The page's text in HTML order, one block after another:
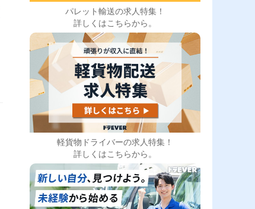
パレット輸送の求人特集！
詳しくはこちらから。
軽貨物ドライバーの求人特集！
詳しくはこちらから。